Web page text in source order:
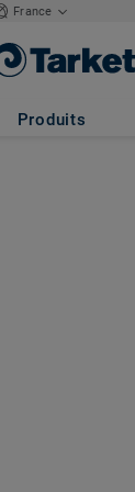
France
Produits